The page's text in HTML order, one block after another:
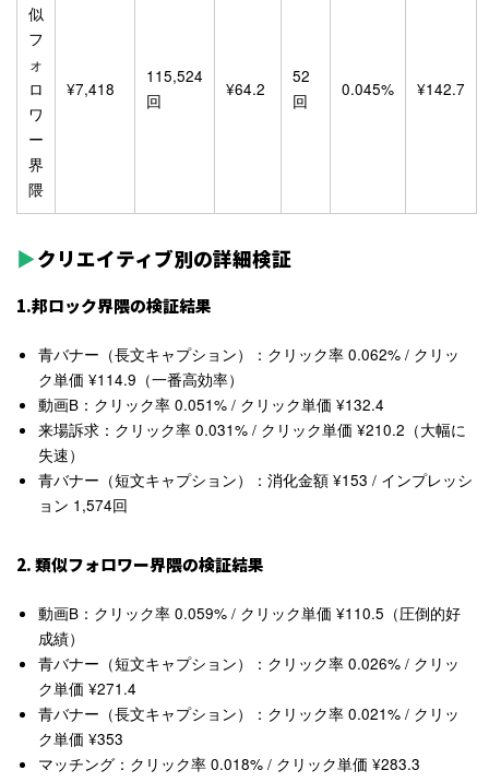
似
フ
ォ
ロ
ワ
ー
界
隈
¥7,418
115,524
回
¥64.2
52
回
0.045% ¥142.7
クリエイティブ別の詳細検証
1.邦ロック界隈の検証結果
青バナー（長文キャプション）：クリック率 0.062% / クリッ
ク単価 ¥114.9（一番高効率）
動画B：クリック率 0.051% / クリック単価 ¥132.4
来場訴求：クリック率 0.031% / クリック単価 ¥210.2（大幅に
失速）
青バナー（短文キャプション）：消化金額 ¥153 / インプレッシ
ョン 1,574回
2. 類似フォロワー界隈の検証結果
動画B：クリック率 0.059% / クリック単価 ¥110.5（圧倒的好
成績）
青バナー（短文キャプション）：クリック率 0.026% / クリッ
ク単価 ¥271.4
青バナー（長文キャプション）：クリック率 0.021% / クリッ
ク単価 ¥353
マッチング：クリック率 0.018% / クリック単価 ¥283.3